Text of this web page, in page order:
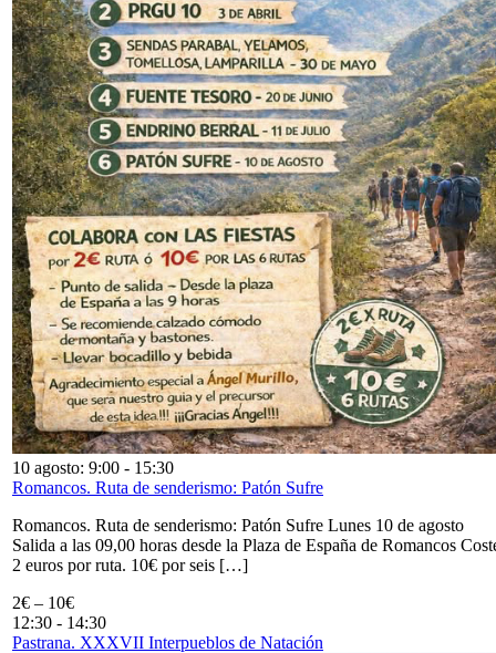
10 agosto: 9:00 - 15:30
Romancos. Ruta de senderismo: Patón Sufre
Romancos. Ruta de senderismo: Patón Sufre Lunes 10 de agosto
Salida a las 09,00 horas desde la Plaza de España de Romancos
2 euros por ruta. 10€ por seis […]
2€ – 10€
12:30 - 14:30
Pastrana. XXXVII Interpueblos de Natación